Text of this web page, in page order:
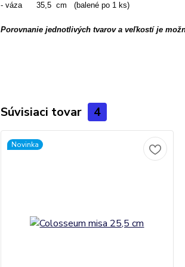
- váza 35,5 cm (balené po 1 ks)
Porovnanie jednotlivých tvarov a veľkostí je
Súvisiaci tovar 4
Novinka